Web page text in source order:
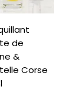
de
&
Corse